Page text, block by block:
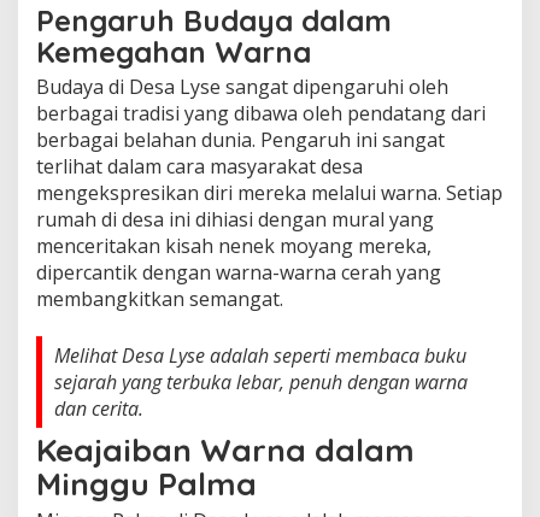
Pengaruh Budaya dalam
Kemegahan Warna
Budaya di Desa Lyse sangat dipengaruhi oleh
berbagai tradisi yang dibawa oleh pendatang dari
berbagai belahan dunia. Pengaruh ini sangat
terlihat dalam cara masyarakat desa
mengekspresikan diri mereka melalui warna. Setiap
rumah di desa ini dihiasi dengan mural yang
menceritakan kisah nenek moyang mereka,
dipercantik dengan warna-warna cerah yang
membangkitkan semangat.
Melihat Desa Lyse adalah seperti membaca buku
sejarah yang terbuka lebar, penuh dengan warna
dan cerita.
Keajaiban Warna dalam
Minggu Palma